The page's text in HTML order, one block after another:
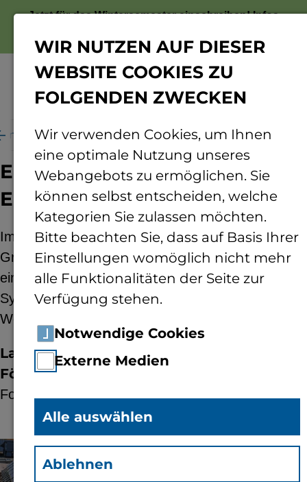
Jetzt für das Wintersemester einschreiben!Infos
Projekte Einspeisung erneuerbarer Energie
Einspeisung erneuerbarer
Energie
Im Labor für Leistungselektronik wurde die
Grundausstattung eines Solartrainers angeschafft;
einerseits können die Studierenden mit diesem
System arbeiten, andererseits kann es für
Weiterbildungsmaßnahmen eingesetzt werden.
Laufzeit:
01.2011 - 12.2012
Förderer:
Forschungsinitiative
© TH Bingen
WIR NUTZEN AUF DIESER
WEBSITE COOKIES ZU
FOLGENDEN ZWECKEN
Wir verwenden Cookies, um Ihnen
eine optimale Nutzung unseres
Webangebots zu ermöglichen. Sie
können selbst entscheiden, welche
Kategorien Sie zulassen möchten.
Bitte beachten Sie, dass auf Basis Ihrer
Einstellungen womöglich nicht mehr
alle Funktionalitäten der Seite zur
Verfügung stehen.
Notwendige Cookies
Externe Medien
Alle auswählen
Ablehnen